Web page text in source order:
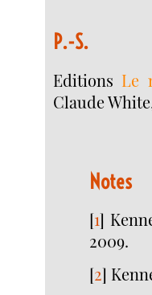
P.-S.
Editions Le
Claude
Notes
[1]
2009.
[2]